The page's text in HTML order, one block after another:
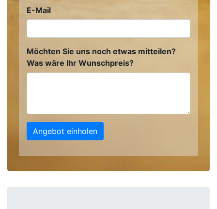
E-Mail
Möchten Sie uns noch etwas mitteilen?
Was wäre Ihr Wunschpreis?
Angebot einholen